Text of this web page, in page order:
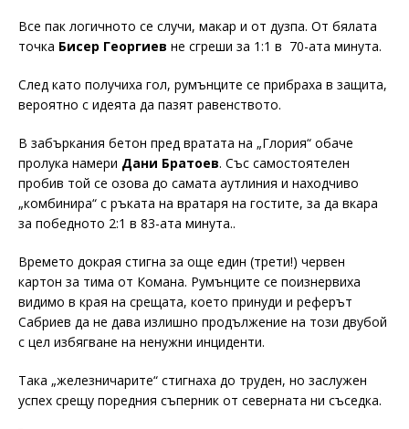
Все пак логичното се случи, макар и от дузпа. От бялата
точка Бисер Георгиев не сгреши за 1:1 в 70-ата минута.
След като получиха гол, румънците се прибраха в защита,
вероятно с идеята да пазят равенството.
В забъркания бетон пред вратата на „Глория“ обаче
пролука намери Дани Братоев. Със самостоятелен
пробив той се озова до самата аутлиния и находчиво
„комбинира“ с ръката на вратаря на гостите, за да вкара
за победното 2:1 в 83-ата минута..
Времето докрая стигна за още един (трети!) червен
картон за тима от Комана. Румънците се поизнервиха
видимо в края на срещата, което принуди и реферът
Сабриев да не дава излишно продължение на този двубой
с цел избягване на ненужни инциденти.
Така „железничарите“ стигнаха до труден, но заслужен
успех срещу поредния съперник от северната ни съседка.